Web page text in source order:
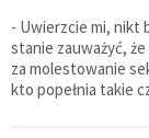
- Uwierzcie mi, nikt
stanie zauważyć, że
za molestowanie
kto popełnia takie